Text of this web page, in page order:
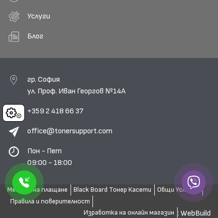
Cookies
Услуги
Блог
гр. София
ул. Проф. Иван Георгов №14А
+359 2 418 66 37
office@tonersupport.com
Пон - Пет
09:00 - 18:00
Методи на плащане Black Board Тонер Касети
Общи Условия
Правила и поверителност
Изработка на онлайн магазин : WebBuild